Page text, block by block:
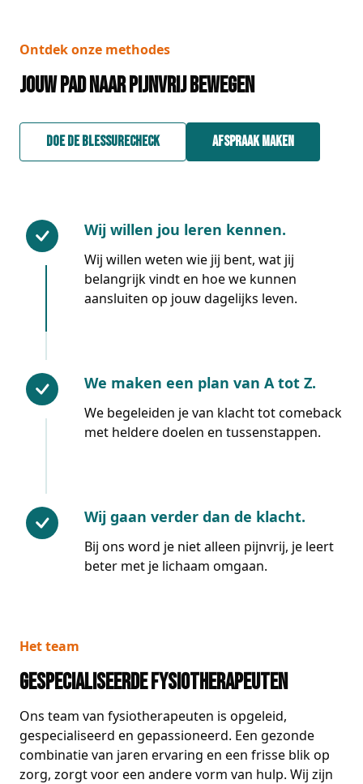
Ontdek onze methodes
Jouw pad naar pijnvrij bewegen
Doe de blessurecheck Afspraak maken
Wij willen jou leren kennen.
Wij willen weten wie jij bent, wat jij
belangrijk vindt en hoe we kunnen
aansluiten op jouw dagelijks leven.
We maken een plan van A tot Z.
We begeleiden je van klacht tot comeback
met heldere doelen en tussenstappen.
Wij gaan verder dan de klacht.
Bij ons word je niet alleen pijnvrij, je leert
beter met je lichaam omgaan.
Het team
Gespecialiseerde fysiotherapeuten
Ons team van fysiotherapeuten is opgeleid,
gespecialiseerd en gepassioneerd. Een gezonde
combinatie van jaren ervaring en een frisse blik op
zorg, zorgt voor een andere vorm van hulp. Wij zijn